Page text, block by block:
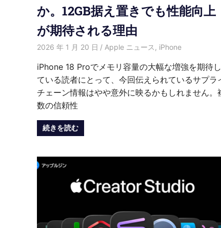
か。12GB据え置きでも性能向上
が期待される理由
2026 年 1 月 20 日 HongWei
Apple ニュース , iPhone
iPhone 18 Proでメモリ容量の大幅な増強を期待し
ている読者にとって、今回伝えられているサプラ
チェーン情報はやや意外に映るかもしれません。
数の信頼性
続きを読む